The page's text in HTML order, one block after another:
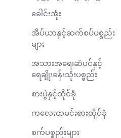
ခေါင်းအုံး
အိပ်ယာနှင့်ဆက်စပ်ပစ္စည်း
များ
အသားအရေ၊ဆံပင်နှင့်
ရေချိုးခန်းသုံးပစ္စည်း
စားပွဲနှင့်ထိုင်ခုံ
ကလေးထမင်းစားထိုင်ခုံ
စက်ပစ္စည်းများ